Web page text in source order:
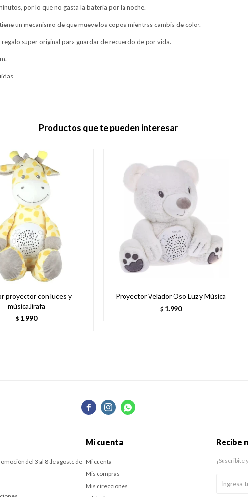
por lo que no gasta la batería por la noche.
un mecanismo de que mueve los copos mientras cambia de color.
regalo super original para guardar de recuerdo de por vida.
Productos que te pueden interesar
proyector con luces y
músicaJirafa
$ 1.990
Proyector Velador Oso Luz y Música
$ 1.990
  
del 3 al 8 de agosto de
Mi cuenta
Mi cuenta
Mis compras
Mis direcciones
Recibe
¡Suscribite